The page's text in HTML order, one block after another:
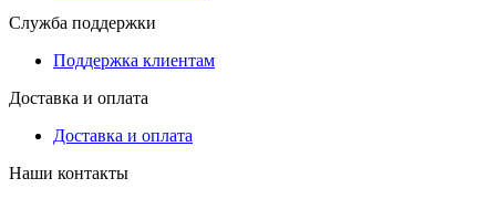
Служба поддержки
Поддержка клиентам
Доставка и оплата
Доставка и оплата
Наши контакты